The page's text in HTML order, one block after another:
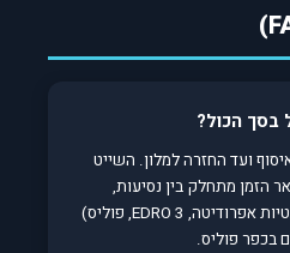
בסך הכול?
שעות מהאיסוף ועד החזרה למלון. השייט
שעות, ושאר הזמן מתחלק בין נסיעות,
אטרקציות יבשתיות (אמבטיות אפרודיטה, EDRO 3, פוליס)
בכפר פוליס.